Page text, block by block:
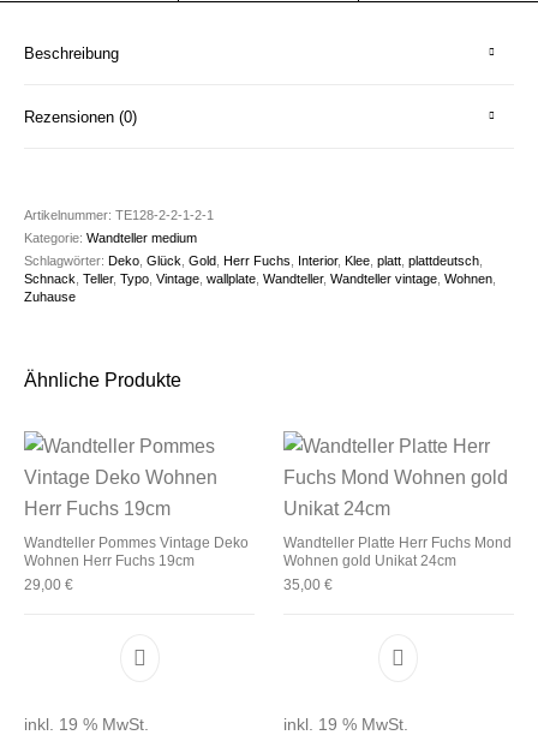
Beschreibung
Rezensionen (0)
Artikelnummer:TE128-2-2-1-2-1
Kategorie:Wandteller medium
Schlagwörter:Deko ,Glück ,Gold ,Herr Fuchs Interior,Klee ,platt ,plattdeutsch
Schnack ,Teller,Typo ,Vintage ,wallplate ,Wandteller,Wandteller vintage ,Wohnen
Zuhause
Ähnliche Produkte
Wandteller Pommes Vintage Deko
Wohnen Herr Fuchs 19cm
29,00€
inkl. 19 % MwSt.
Wandteller Platte Herr Fuchs Mond
Wohnen gold Unikat 24cm
35,00 €
inkl. 19 % MwSt.